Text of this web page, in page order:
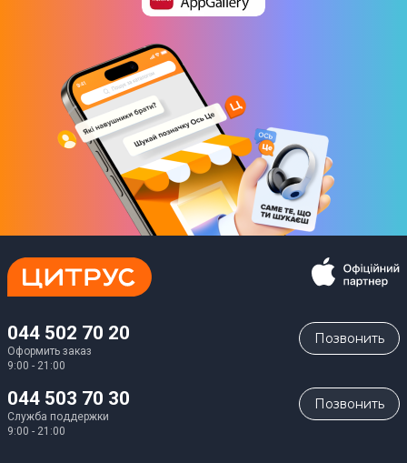
044 502 70 20
Оформить заказ
9:00 - 21:00
Позвонить
044 503 70 30
Служба поддержки
9:00 - 21:00
Позвонить